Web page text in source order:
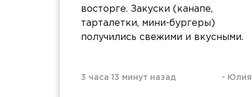
восторге. Закуски (канапе,
тарталетки, мини-бургеры)
получились свежими и вкусными.
3 часа 13 минут назад - Юлия